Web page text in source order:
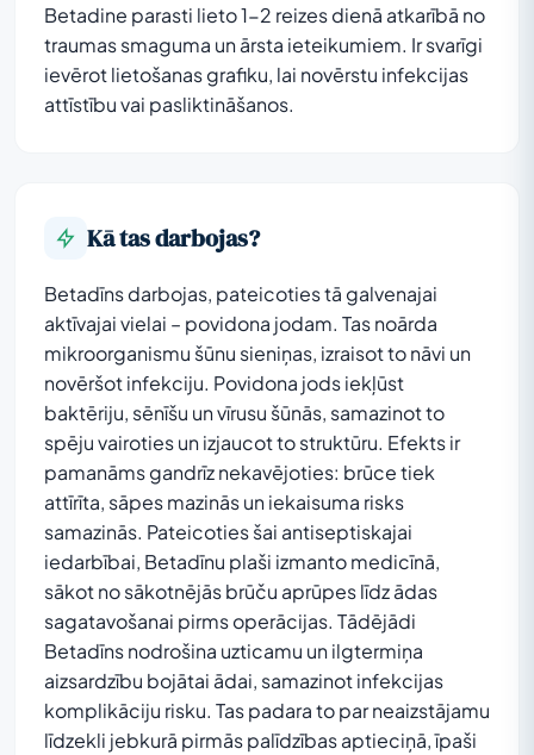
Betadine parasti lieto 1-2 reizes dienā atkarībā no
traumas smaguma un ārsta ieteikumiem. Ir svarīgi
ievērot lietošanas grafiku, lai novērstu infekcijas
attīstību vai pasliktināšanos.
Kā tas darbojas?
Betadīns darbojas, pateicoties tā galvenajai
aktīvajai vielai – povidona jodam. Tas noārda
mikroorganismu šūnu sieniņas, izraisot to nāvi un
novēršot infekciju. Povidona jods iekļūst
baktēriju, sēnīšu un vīrusu šūnās, samazinot to
spēju vairoties un izjaucot to struktūru. Efekts ir
pamanāms gandrīz nekavējoties: brūce tiek
attīrīta, sāpes mazinās un iekaisuma risks
samazinās. Pateicoties šai antiseptiskajai
iedarbībai, Betadīnu plaši izmanto medicīnā,
sākot no sākotnējās brūču aprūpes līdz ādas
sagatavošanai pirms operācijas. Tādējādi
Betadīns nodrošina uzticamu un ilgtermiņa
aizsardzību bojātai ādai, samazinot infekcijas
komplikāciju risku. Tas padara to par neaizstājamu
līdzekli jebkurā pirmās palīdzības aptieciņā, īpaši